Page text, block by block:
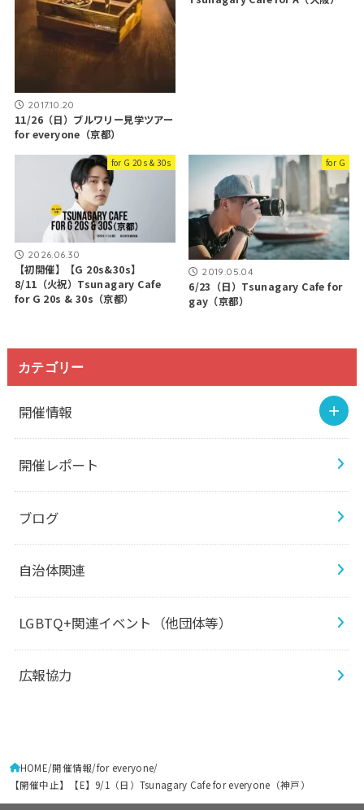
2017.10.20
11/26（日）ブルワリー見学ツアー
for everyone（京都）
for G 20s & 30s
2026.06.30
【初開催】【G 20s&30s】
8/11（火祝）Tsunagary Cafe
for G 20s & 30s（京都）
for G
2019.05.04
6/23（日）Tsunagary Cafe for
gay（京都）
カテゴリー
開催情報
開催レポート
ブログ
自治体関連
LGBTQ+関連イベント（他団体等）
広報協力
HOME 開催情報 for everyone
【開催中止】【E】9/1（日）Tsunagary Cafe for everyone（神戸）